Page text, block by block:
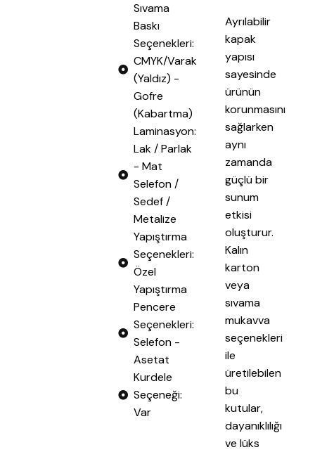
Sıvama
Baskı
Seçenekleri:
CMYK/Varak
(Yaldız) -
Gofre
(Kabartma)
Laminasyon:
Lak / Parlak
- Mat
Selefon /
Sedef /
Metalize
Yapıştırma
Seçenekleri:
Özel
Yapıştırma​
Pencere
Seçenekleri:
Selefon -
Asetat
Kurdele
Seçeneği:
Var​
Ayrılabilir
kapak
yapısı
sayesinde
ürünün
korunmasını
sağlarken
aynı
zamanda
güçlü bir
sunum
etkisi
oluşturur.
Kalın
karton
veya
sıvama
mukavva
seçenekleri
ile
üretilebilen
bu
kutular,
dayanıklılığı
ve lüks